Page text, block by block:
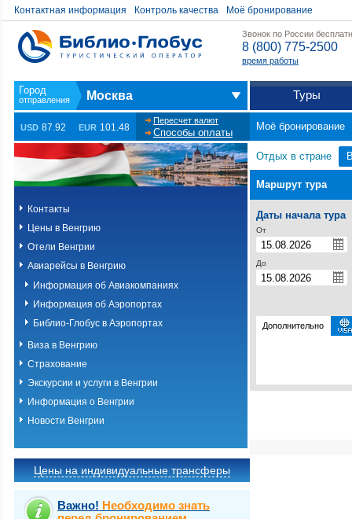
Контактная информация Контроль качества Моё бронирование
Звонок по России
8 (800) 775-2500
время работы
Москва Туры
USD 87.92 EUR 101.48
Пересчет валют
Способы оплаты
Моё бронирование
Контакты
Цены в Венгрию
Отели Венгрии
Авиарейсы в Венгрию
Информация об Авиакомпаниях
Информация об Аэропортах
Библио-Глобус в Аэропортах
Виза в Венгрию
Страхование
Экскурсии и услуги в Венгрии
Информация о Венгрии
Новости Венгрии
Цены на индивидуальные трансферы
Важно! Необходимо знать
Отдых в стране
Маршрут тура
Даты начала тура
От
До
Дополнительно